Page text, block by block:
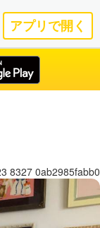
アプリで開く